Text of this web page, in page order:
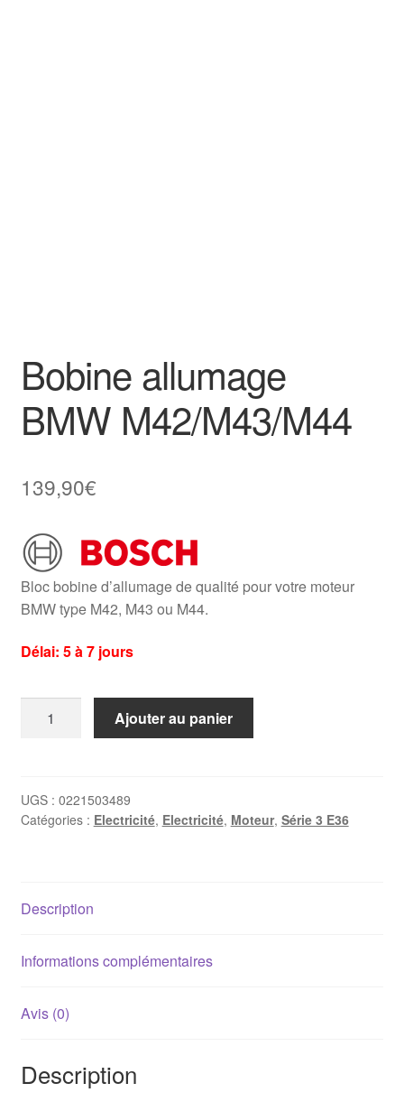
Bobine allumage
BMW M42/M43/M44
139,90€
Bloc bobine d’allumage de qualité pour votre moteur
BMW type M42, M43 ou M44.
Délai: 5 à 7 jours
BMW
M42/M43/M44
Ajouter au panier
UGS : 0221503489
Catégories : Electricité, Electricité, Moteur, Série 3 E36
Description
Informations complémentaires
Avis (0)
Description